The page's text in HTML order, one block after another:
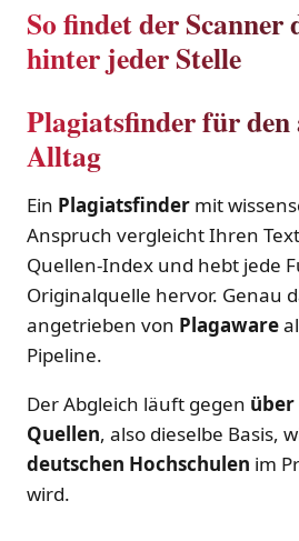
So findet der Scanner
hinter jeder Stelle
Plagiatsfinder für den
Alltag
Ein Plagiatsfinder mit
Anspruch vergleicht Ihren
Quellen-Index und hebt jede
Originalquelle hervor. Genau
angetrieben von Plagaware
Pipeline.
Der Abgleich läuft gegen über
Quellen, also dieselbe Basis,
deutschen Hochschulen im
wird.